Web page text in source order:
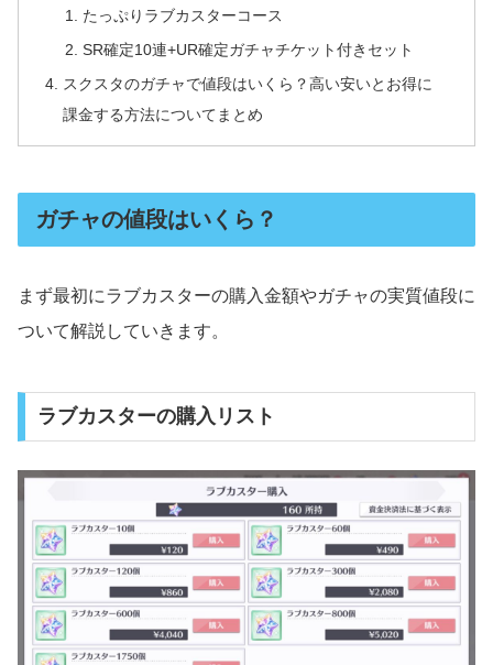
たっぷりラブカスターコース
SR確定10連+UR確定ガチャチケット付きセット
スクスタのガチャで値段はいくら？高い安いとお得に
課金する方法についてまとめ
ガチャの値段はいくら？
まず最初にラブカスターの購入金額やガチャの実質値段に
ついて解説していきます。
ラブカスターの購入リスト